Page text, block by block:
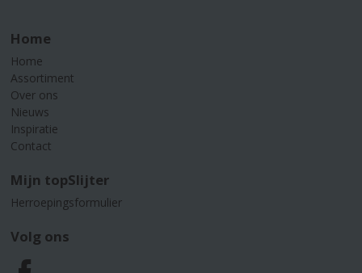
Home
Home
Assortiment
Over ons
Nieuws
Inspiratie
Contact
Mijn topSlijter
Herroepingsformulier
Volg ons